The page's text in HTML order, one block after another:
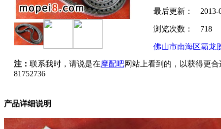
最后更新： 2013-
浏览次数： 718
佛山市南海区霸龙
注： 联系我时，请说是在摩配吧网站上看到的，以获得更
81752736
产品详细说明